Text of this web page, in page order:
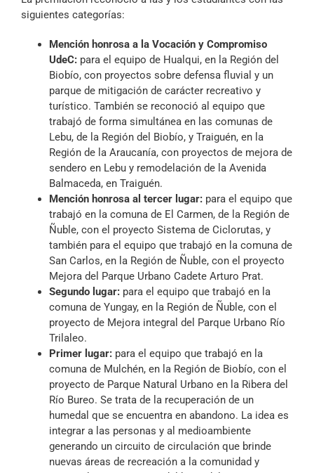
siguientes categorías:
Mención honrosa a la Vocación y Compromiso
UdeC: para el equipo de Hualqui, en la Región del
Biobío, con proyectos sobre defensa fluvial y un
parque de mitigación de carácter recreativo y
turístico. También se reconoció al equipo que
trabajó de forma simultánea en las comunas de
Lebu, de la Región del Biobío, y Traiguén, en la
Región de la Araucanía, con proyectos de mejora de
sendero en Lebu y remodelación de la Avenida
Balmaceda, en Traiguén.
Mención honrosa al tercer lugar: para el equipo que
trabajó en la comuna de El Carmen, de la Región de
Ñuble, con el proyecto Sistema de Ciclorutas, y
también para el equipo que trabajó en la comuna de
San Carlos, en la Región de Ñuble, con el proyecto
Mejora del Parque Urbano Cadete Arturo Prat.
Segundo lugar: para el equipo que trabajó en la
comuna de Yungay, en la Región de Ñuble, con el
proyecto de Mejora integral del Parque Urbano Río
Trilaleo.
Primer lugar: para el equipo que trabajó en la
comuna de Mulchén, en la Región de Biobío, con el
proyecto de Parque Natural Urbano en la Ribera del
Río Bureo. Se trata de la recuperación de un
humedal que se encuentra en abandono. La idea es
integrar a las personas y al medioambiente
generando un circuito de circulación que brinde
nuevas áreas de recreación a la comunidad y